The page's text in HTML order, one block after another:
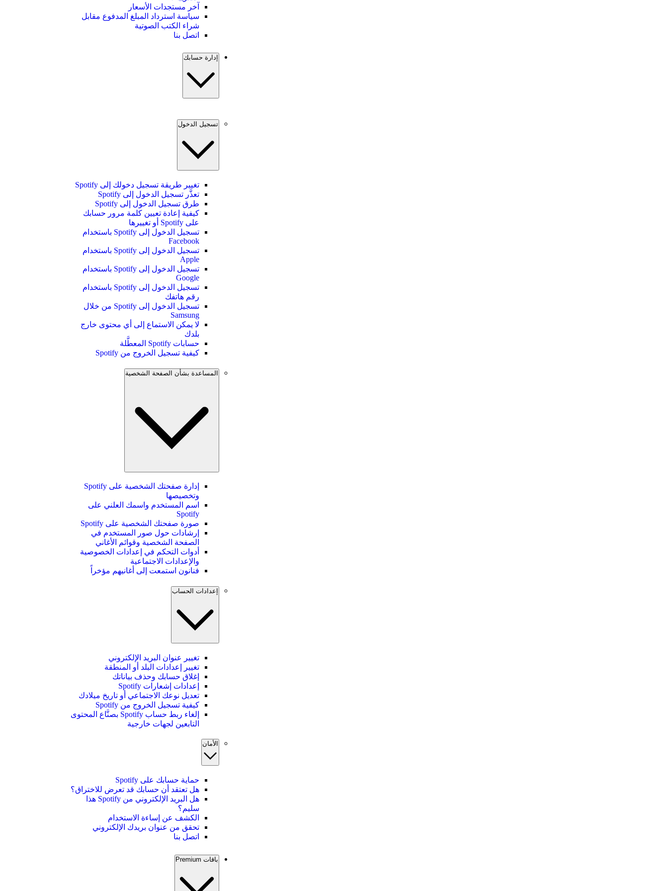
آخر مستجدات الأسعار
سياسة استرداد المبلغ المدفوع مقابل
شراء الكتب الصوتية
اتصل بنا
إدارة حسابك
تسجيل الدخول
تغيير طريقة تسجيل دخولك إلى Spotify
تعذَّر تسجيل الدخول إلى Spotify
طرق تسجيل الدخول إلى Spotify
كيفية إعادة تعيين كلمة مرور حسابك
على Spotify أو تغييرها
تسجيل الدخول إلى Spotify باستخدام
Facebook
تسجيل الدخول إلى Spotify باستخدام
Apple
تسجيل الدخول إلى Spotify باستخدام
Google
تسجيل الدخول إلى Spotify باستخدام
رقم هاتفك
تسجيل الدخول إلى Spotify من خلال
Samsung
لا يمكن الاستماع إلى أي محتوى خارج
بلدك
حسابات Spotify المعطَّلة
كيفية تسجيل الخروج من Spotify
المساعدة بشأن الصفحة الشخصية
إدارة صفحتك الشخصية على Spotify
وتخصيصها
اسم المستخدم واسمك العلني على
Spotify
صورة صفحتك الشخصية على Spotify
إرشادات حول صور المستخدم في
الصفحة الشخصية وقوائم الأغاني
أدوات التحكم في إعدادات الخصوصية
والإعدادات الاجتماعية
فنانون استمعت إلى أغانيهم مؤخراً
إعدادات الحساب
تغيير عنوان البريد الإلكتروني
تغيير إعدادات البلد أو المنطقة
إغلاق حسابك وحذف بياناتك
إعدادات إشعارات Spotify
تعديل نوعك الاجتماعي أو تاريخ ميلادك
كيفية تسجيل الخروج من Spotify
إلغاء ربط حساب Spotify بصنَّاع المحتوى
التابعين لجهات خارجية
الأمان
حماية حسابك على Spotify
هل تعتقد أن حسابك قد تعرض للاختراق؟
هل البريد الإلكتروني من Spotify هذا
سليم؟
الكشف عن إساءة الاستخدام
تحقق من عنوان بريدك الإلكتروني
اتصل بنا
باقات Premium